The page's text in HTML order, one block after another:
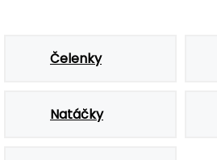
Čelenky
Natáčky